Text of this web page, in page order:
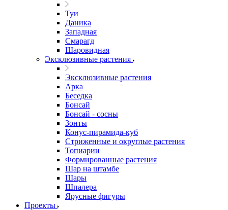
Туи
Даника
Западная
Смарагд
Шаровидная
Эксклюзивные растения
Эксклюзивные растения
Арка
Беседка
Бонсай
Бонсай - сосны
Зонты
Конус-пирамида-куб
Стриженные и округлые растения
Топиарии
Формированные растения
Шар на штамбе
Шары
Шпалера
Ярусные фигуры
Проекты